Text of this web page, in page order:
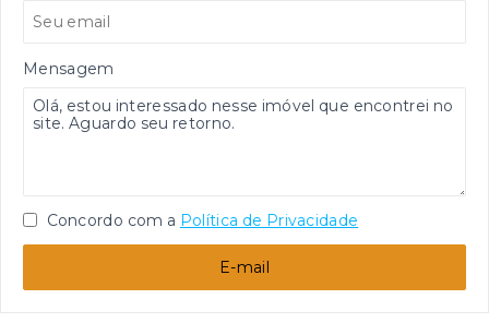
Mensagem
Concordo com a Política de Privacidade
E-mail